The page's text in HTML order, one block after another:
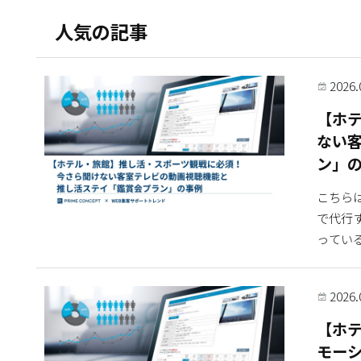
人気の記事
【ホ
ない
ン」
こちら
で代行
ってい
【ホ
モー